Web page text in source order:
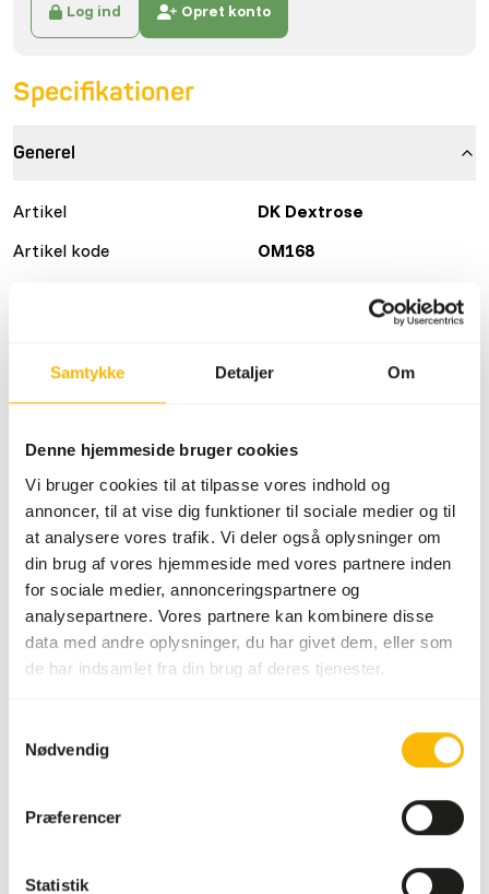
Samtykke Detaljer Om
Denne hjemmeside bruger cookies
Vi bruger cookies til at tilpasse vores indhold og
annoncer, til at vise dig funktioner til sociale medier og til
at analysere vores trafik. Vi deler også oplysninger om
din brug af vores hjemmeside med vores partnere inden
for sociale medier, annonceringspartnere og
analysepartnere. Vores partnere kan kombinere disse
data med andre oplysninger, du har givet dem, eller som
de har indsamlet fra din brug af deres tjenester.
Nødvendig
Præferencer
Statistik
Om dette produkt
DK Dextrose er et simpelt sukker udvundet af
majsstivelse. Simple sukkerarter absorberes let og giver
Log ind Opret konto
Specifikationer
Generel
Artikel
DK Dextrose
Artikel kode
OM168
Forventet leveringstid:
Sammensætning
100% dextrose
Mærke
DK Zoological